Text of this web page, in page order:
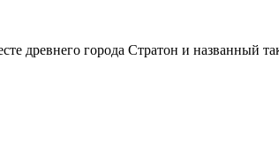
древнего города Стратон и названный